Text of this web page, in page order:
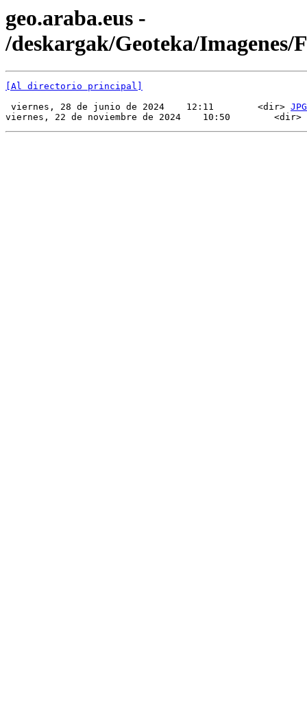
geo.araba.eus -
/deskargak/Geoteka/Imagenes/
[Al directorio principal]
viernes, 28 de junio de 2024    12:11        <dir> JPG
viernes, 22 de noviembre de 2024    10:50        <dir>